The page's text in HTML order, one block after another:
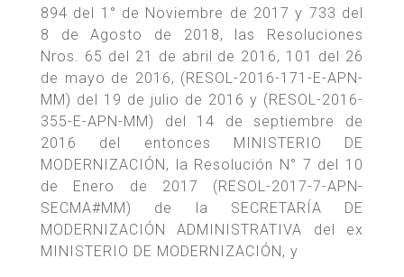
894 del 1° de Noviembre de 2017 y 733 del
8 de Agosto de 2018, las Resoluciones
Nros. 65 del 21 de abril de 2016, 101 del 26
de mayo de 2016, (RESOL-2016-171-E-APN-
MM) del 19 de julio de 2016 y (RESOL-2016-
355-E-APN-MM) del 14 de septiembre de
2016 del entonces MINISTERIO DE
MODERNIZACIÓN, la Resolución N° 7 del 10
de Enero de 2017 (RESOL-2017-7-APN-
SECMA#MM) de la SECRETARÍA DE
MODERNIZACIÓN ADMINISTRATIVA del ex
MINISTERIO DE MODERNIZACIÓN, y